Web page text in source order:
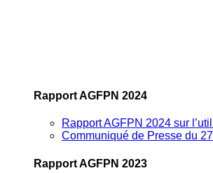
Rapport AGFPN 2024
Rapport AGFPN 2024 sur
Communiqué de Presse du
Rapport AGFPN 2023